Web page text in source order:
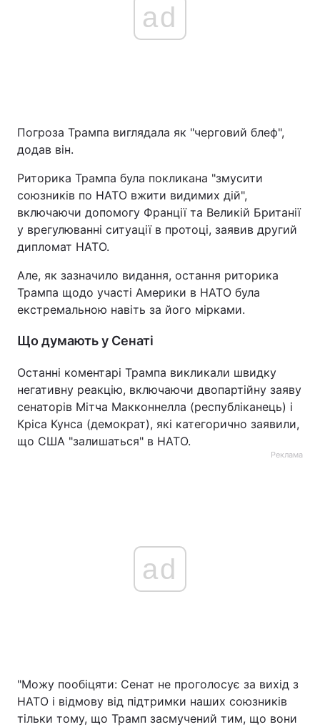
ad
Погроза Трампа виглядала як "черговий блеф",
додав він.
Риторика Трампа була покликана "змусити
союзників по НАТО вжити видимих дій",
включаючи допомогу Франції та Великій Британії
у врегулюванні ситуації в протоці, заявив другий
дипломат НАТО.
Але, як зазначило видання, остання риторика
Трампа щодо участі Америки в НАТО була
екстремальною навіть за його мірками.
Що думають у Сенаті
Останні коментарі Трампа викликали швидку
негативну реакцію, включаючи двопартійну заяву
сенаторів Мітча Макконнелла (республіканець) і
Кріса Кунса (демократ), які категорично заявили,
що США "залишаться" в НАТО.
Реклама
ad
"Можу пообіцяти: Сенат не проголосує за вихід з
НАТО і відмову від підтримки наших союзників
тільки тому, що Трамп засмучений тим, що вони